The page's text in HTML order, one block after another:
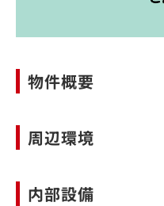
物件概要
周辺環境
内部設備